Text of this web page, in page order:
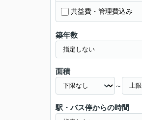
共益費・管理費込み
築年数
面積
～
駅・バス停からの時間